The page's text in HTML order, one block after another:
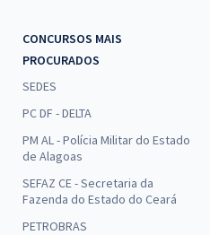
CONCURSOS MAIS
PROCURADOS
SEDES
PC DF - DELTA
PM AL - Polícia Militar do Estado
de Alagoas
SEFAZ CE - Secretaria da
Fazenda do Estado do Ceará
PETROBRAS